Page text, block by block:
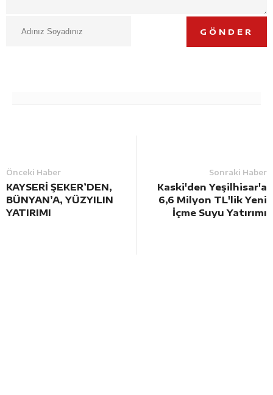
GÖNDER
Önceki Haber
KAYSERİ ŞEKER’DEN,
BÜNYAN’A, YÜZYILIN
YATIRIMI
Sonraki Haber
Kaski'den Yeşilhisar'a
6,6 Milyon TL'lik Yeni
İçme Suyu Yatırımı